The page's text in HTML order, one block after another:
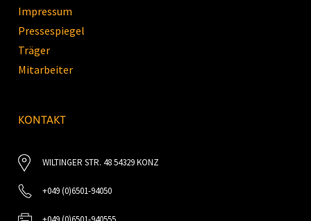
Impressum
Pressespiegel
Träger
Mitarbeiter
KONTAKT
WILTINGER STR. 48 54329 KONZ
+049 (0)6501-94050